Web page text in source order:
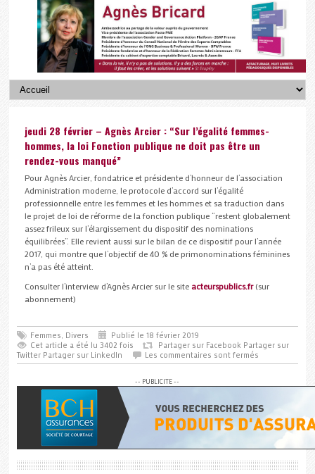
jeudi 28 février – Agnès Arcier : “Sur l’égalité femmes-
hommes, la loi Fonction publique ne doit pas être un
rendez-vous manqué”
Pour Agnès Arcier, fondatrice et présidente d’honneur de l’association
Administration moderne, le protocole d’accord sur l’égalité
professionnelle entre les femmes et les hommes et sa traduction dans
le projet de loi de réforme de la fonction publique “restent globalement
assez frileux sur l’élargissement du dispositif des nominations
équilibrées”. Elle revient aussi sur le bilan de ce dispositif pour l’année
2017, qui montre que l’objectif de 40 % de primonominations féminines
n’a pas été atteint.
Consulter l’interview d’Agnès Arcier sur le site acteurspublics.fr(sur
abonnement)
Femmes, Divers
Publié le 18 février 2019
Cet article a été lu 3402 fois
Partager sur Facebook Partager sur
Twitter Partager sur LinkedIn Les commentaires sont fermés
-- PUBLICITE --